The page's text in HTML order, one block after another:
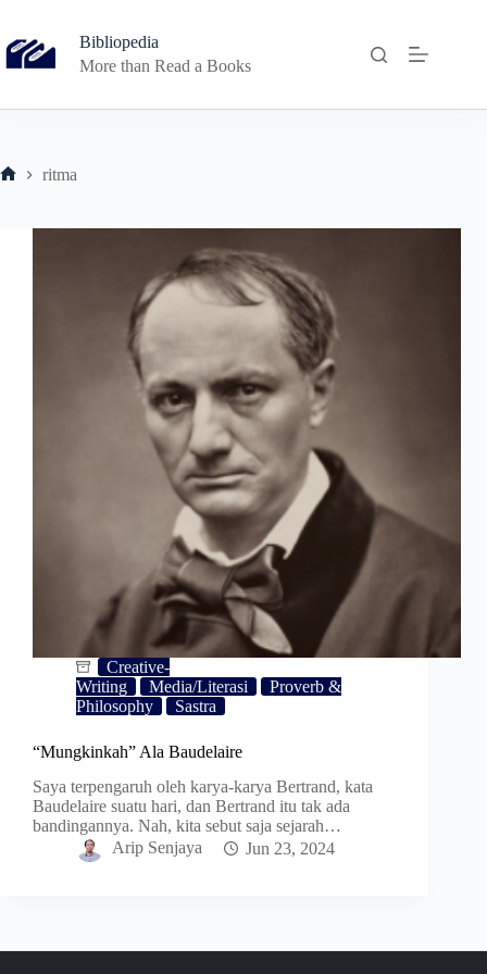
content
Bibliopedia
More than Read a Books
ritma
Creative-
Writing
Media/Literasi
Proverb &
Philosophy
Sastra
“Mungkinkah” Ala Baudelaire
Saya terpengaruh oleh karya-karya Bertrand, kata
Baudelaire suatu hari, dan Bertrand itu tak ada
bandingannya. Nah, kita sebut saja sejarah…
Arip Senjaya
Jun 23, 2024